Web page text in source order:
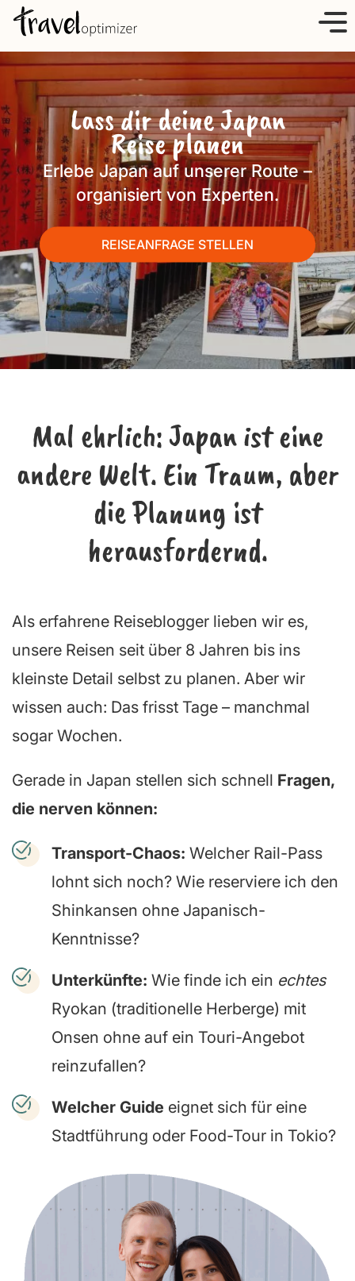
i
o
o
n
t
e
n
t
Lass dir deine Japan
Reise planen
Erlebe Japan auf unserer Route –
organisiert von Experten.
REISEANFRAGE STELLEN
Mal ehrlich: Japan ist eine
andere Welt. Ein Traum, aber
die Planung ist
herausfordernd.
Als erfahrene Reiseblogger lieben wir es,
unsere Reisen seit über 8 Jahren bis ins
kleinste Detail selbst zu planen. Aber wir
wissen auch: Das frisst Tage – manchmal
sogar Wochen.
Gerade in Japan stellen sich schnell Fragen,
die nerven können:
Transport-Chaos: Welcher Rail-Pass
lohnt sich noch? Wie reserviere ich den
Shinkansen ohne Japanisch-
Kenntnisse?
Unterkünfte: Wie finde ich ein echtes
Ryokan (traditionelle Herberge) mit
Onsen ohne auf ein Touri-Angebot
reinzufallen?
Welcher Guide eignet sich für eine
Stadtführung oder Food-Tour in Tokio?